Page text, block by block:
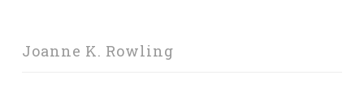
Joanne K. Rowling